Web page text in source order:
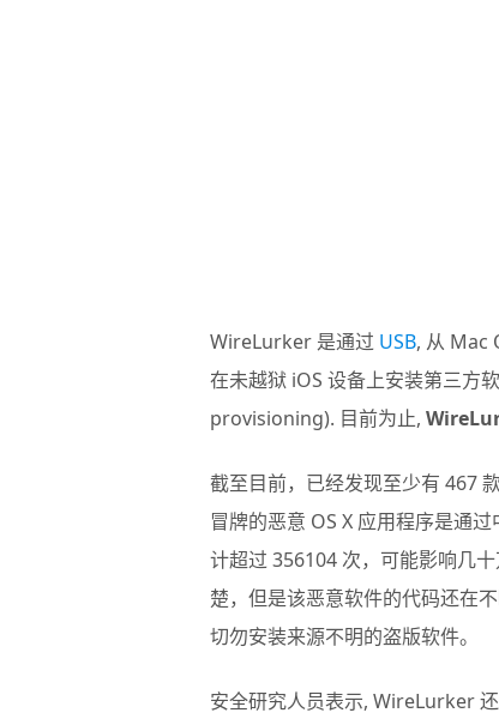
WireLurker 是通过 USB, 从 Mac
在未越狱 iOS 设备上安装第三方
provisioning). 目前为止,
截至目前，已经发现至少有 467
冒牌的恶意 OS X 应用程序是通
计超过 356104 次，可能影响几
楚，但是该恶意软件的代码还在
切勿安装来源不明的盗版软件。
安全研究人员表示, WireLurker